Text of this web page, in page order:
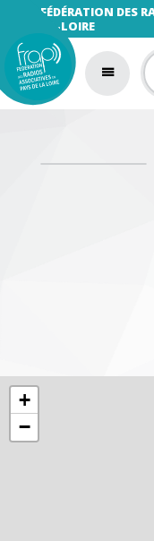
FÉDÉRATION DES
LA-LOIRE
+
−